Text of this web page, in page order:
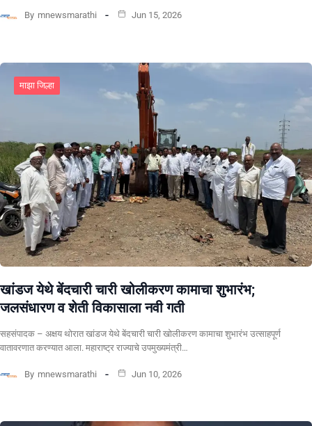
By mnewsmarathi Jun 15, 2026
माझा जिल्हा
खांडज येथे बेंदचारी चारी खोलीकरण कामाचा शुभारंभ;
जलसंधारण व शेती विकासाला नवी गती
सहसंपादक – अक्षय थोरात खांडज येथे बेंदचारी चारी खोलीकरण कामाचा शुभारंभ उत्साहपूर्ण
वातावरणात करण्यात आला. महाराष्ट्र राज्याचे उपमुख्यमंत्री…
By mnewsmarathi Jun 10, 2026